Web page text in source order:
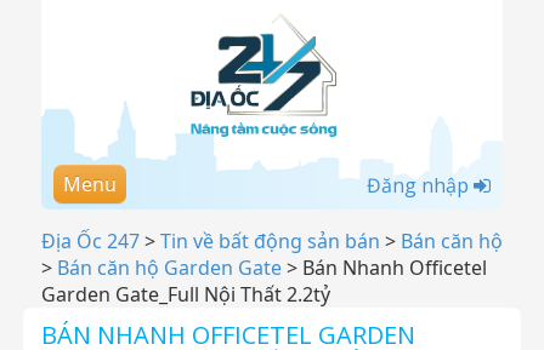
Menu Đăng nhập
Địa Ốc 247>Tin về bất động sản bán > Bán căn hộ
> Bán căn hộ Garden Gate> Bán Nhanh Officetel
Garden Gate_Full Nội Thất 2.2tỷ
BÁN NHANH OFFICETEL GARDEN